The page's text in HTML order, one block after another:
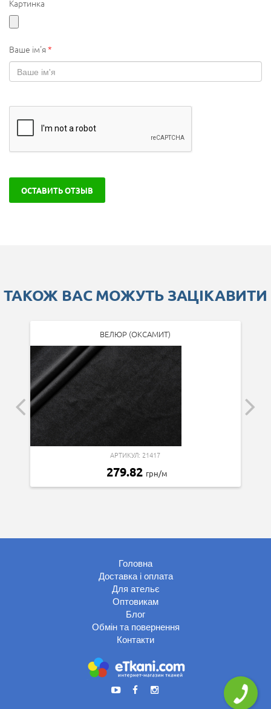
Картинка
Ваше ім'я*
ОСТАВИТЬ ОТЗЫВ
ТАКОЖ ВАС МОЖУТЬ ЗАЦІКАВИТИ
ВЕЛЮР (ОКСАМИТ)
АРТИКУЛ: 21417
279.82 грн/м
Головна
Доставка і оплата
Для ательє
Оптовикам
Блог
Обмін та повернення
Контакти